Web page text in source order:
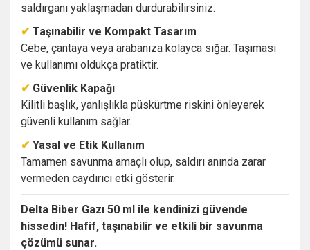
saldırganı yaklaşmadan durdurabilirsiniz.
✔ Taşınabilir ve Kompakt Tasarım
Cebe, çantaya veya arabanıza kolayca sığar. Taşıması
ve kullanımı oldukça pratiktir.
✔ Güvenlik Kapağı
Kilitli başlık, yanlışlıkla püskürtme riskini önleyerek
güvenli kullanım sağlar.
✔ Yasal ve Etik Kullanım
Tamamen savunma amaçlı olup, saldırı anında zarar
vermeden caydırıcı etki gösterir.
Delta Biber Gazı 50 ml ile kendinizi güvende
hissedin! Hafif, taşınabilir ve etkili bir savunma
çözümü sunar.